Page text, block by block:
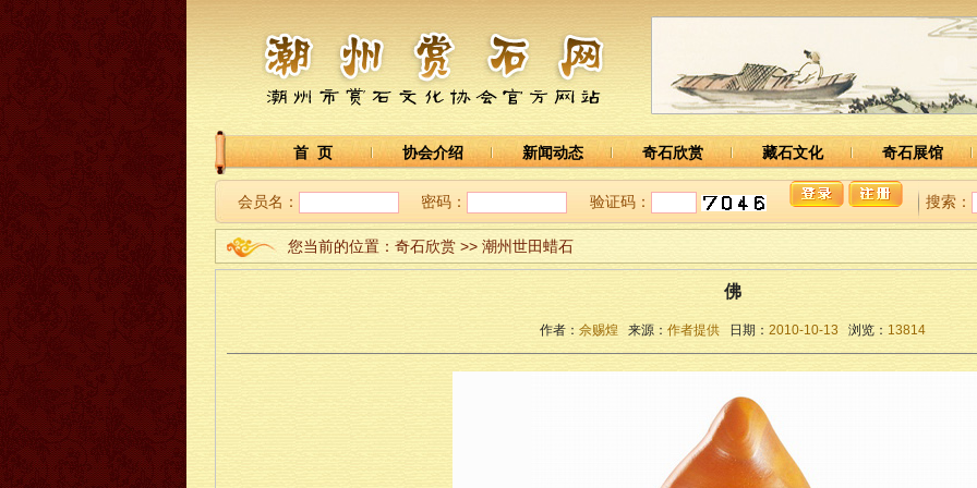
首 页 协会介绍 新闻动态 奇石欣赏 藏石文化 奇石展馆
会员名： 密码： 验证码： 搜索：
您当前的位置：奇石欣赏 >> 潮州世田蜡石
佛
作者： 佘赐煌 来源： 作者提供 日期： 2010-10-13 浏览： 13814